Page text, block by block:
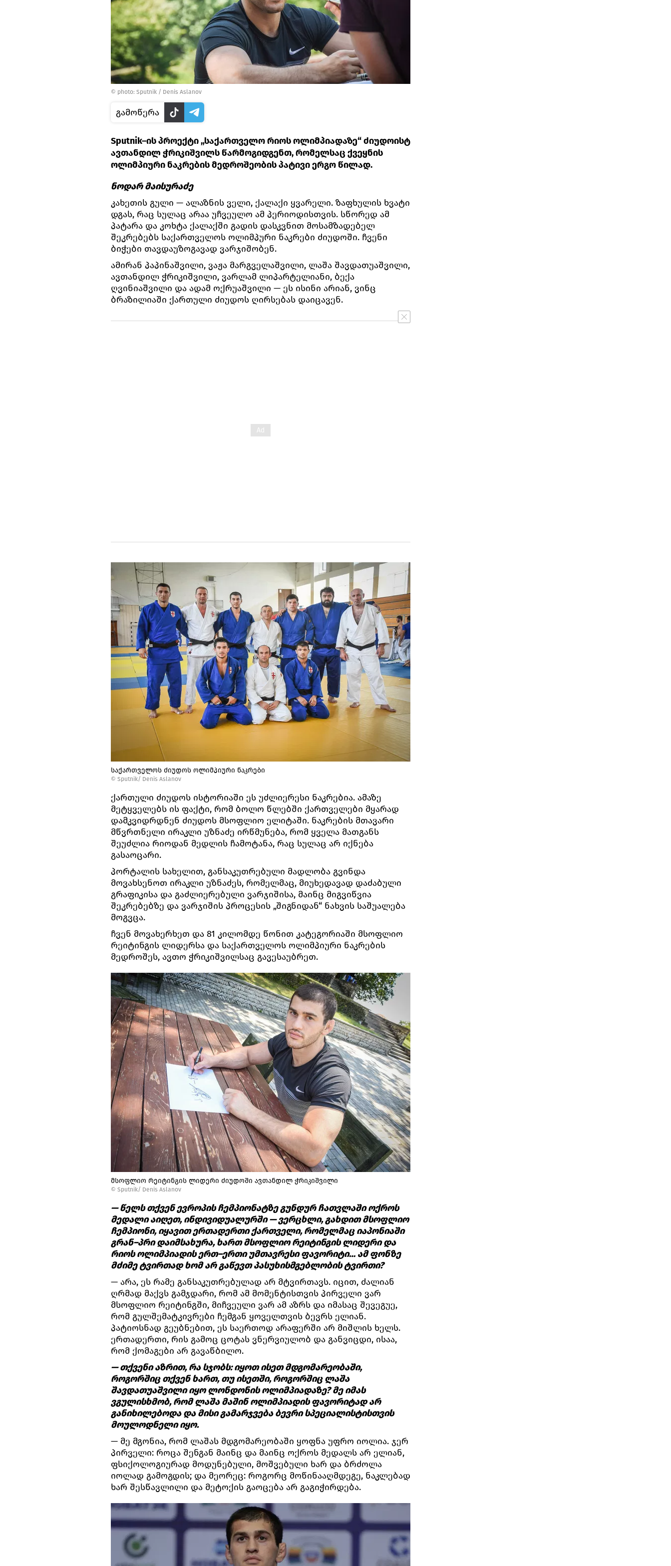
© photo: Sputnik / Denis Aslanov
გამოწერა
Sputnik–ის პროექტი „საქართველო რიოს ოლიმპიადაზე“ ძიუდოისტ
ავთანდილ ჭრიკიშვილს წარმოგიდგენთ, რომელსაც ქვეყნის
ოლიმპიური ნაკრების მედროშეობის პატივი ერგო წილად.
ნოდარ მაისურაძე
კახეთის გული — ალაზნის ველი, ქალაქი ყვარელი. ზაფხულის ხვატი
დგას, რაც სულაც არაა უჩვეულო ამ პერიოდისთვის. სწორედ ამ
პატარა და კოხტა ქალაქში გადის დასკვნით მოსამზადებელ
შეკრებებს საქართველოს ოლიმპური ნაკრები ძიუდოში. ჩვენი
ბიჭები თავდაუზოგავად ვარჯიშობენ.
ამირან პაპინაშვილი, ვაჟა მარგველაშვილი, ლაშა შავდათუაშვილი,
ავთანდილ ჭრიკიშვილი, ვარლამ ლიპარტელიანი, ბექა
ღვინიაშვილი და ადამ ოქრუაშვილი — ეს ისინი არიან, ვინც
ბრაზილიაში ქართული ძიუდოს ღირსებას დაიცავენ.
საქართველოს ძიუდოს ოლიმპიური ნაკრები
© Sputnik/ Denis Aslanov
ქართული ძიუდოს ისტორიაში ეს უძლიერესი ნაკრებია. ამაზე
მეტყველებს ის ფაქტი, რომ ბოლო წლებში ქართველები მყარად
დამკვიდრდნენ ძიუდოს მსოფლიო ელიტაში. ნაკრების მთავარი
მწვრთნელი ირაკლი უზნაძე ირწმუნება, რომ ყველა მათგანს
შეუძლია რიოდან მედლის ჩამოტანა, რაც სულაც არ იქნება
გასაოცარი.
პორტალის სახელით, განსაკუთრებული მადლობა გვინდა
მოვახსენოთ ირაკლი უზნაძეს, რომელმაც, მიუხედავად დაძაბული
გრაფიკისა და გაძლიერებული ვარჯიშისა, მაინც მიგვიწვია
შეკრებებზე და ვარჯიშის პროცესის „შიგნიდან“ ნახვის საშუალება
მოგვცა.
ჩვენ მოვახერხეთ და 81 კილომდე წონით კატეგორიაში მსოფლიო
რეიტინგის ლიდერსა და საქართველოს ოლიმპიური ნაკრების
მედროშეს, ავთო ჭრიკიშვილსაც გავესაუბრეთ.
მსოფლიო რეიტინგის ლიდერი ძიუდოში ავთანდილ ჭრიკიშვილი
© Sputnik/ Denis Aslanov
— წელს თქვენ ევროპის ჩემპიონატზე გუნდურ ჩათვლაში ოქროს
მედალი აიღეთ, ინდივიდუალურში — ვერცხლი, გახდით მსოფლიო
ჩემპიონი, იყავით ერთადერთი ქართველი, რომელმაც იაპონიაში
გრან–პრი დაიმსახურა, ხართ მსოფლიო რეიტინგის ლიდერი და
რიოს ოლიმპიადის ერთ–ერთი უმთავრესი ფავორიტი… ამ ფონზე
მძიმე ტვირთად ხომ არ გაწევთ პასუხისმგებლობის ტვირთი?
— არა, ეს რამე განსაკუთრებულად არ მტვირთავს. იცით, ძალიან
ღრმად მაქვს გამჯდარი, რომ ამ მომენტისთვის პირველი ვარ
მსოფლიო რეიტინგში, მიჩვეული ვარ ამ აზრს და იმასაც შევეგუე,
რომ გულშემატკივრები ჩემგან ყოველთვის ბევრს ელიან.
პატიოსნად გეუბნებით, ეს საერთოდ არაფერში არ მიშლის ხელს.
ერთადერთი, რის გამოც ცოტას ვნერვიულობ და განვიცდი, ისაა,
რომ ქომაგები არ გავაწბილო.
— თქვენი აზრით, რა სჯობს: იყოთ ისეთ მდგომარეობაში,
როგორშიც თქვენ ხართ, თუ ისეთში, როგორშიც ლაშა
შავდათუაშვილი იყო ლონდონის ოლიმპიადაზე? მე იმას
ვგულისხმობ, რომ ლაშა მაშინ ოლიმპიადის ფავორიტად არ
განიხილებოდა და მისი გამარჯვება ბევრი სპეციალისტისთვის
მოულოდნელი იყო.
— მე მგონია, რომ ლაშას მდგომარეობაში ყოფნა უფრო იოლია. ჯერ
პირველი: როცა შენგან მაინც და მაინც ოქროს მედალს არ ელიან,
ფსიქოლოგიურად მოდუნებული, მოშვებული ხარ და ბრძოლა
იოლად გამოგდის; და მეორეც: როგორც მოწინააღმდეგე, ნაკლებად
ხარ შესწავლილი და მეტოქის გაოცება არ გაგიჭირდება.